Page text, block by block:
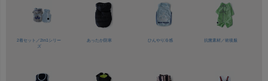
2着セット／2in1シリー
ズ
あったか防寒 ひんやり冷感 抗菌素材／術後服